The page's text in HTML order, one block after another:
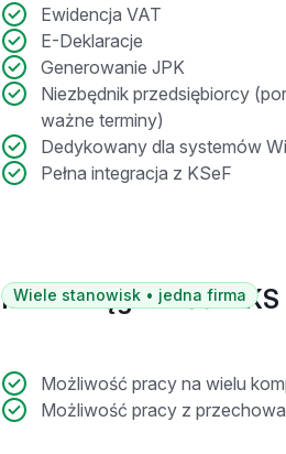
Ewidencja VAT
E-Deklaracje
Generowanie JPK
Niezbędnik przedsiębiorcy
ważne terminy)
Dedykowany dla systemów
Pełna integracja z KSeF
Wiele stanowisk • jedna firma
Mała księgowość MKS
Możliwość pracy na wielu
Możliwość pracy z